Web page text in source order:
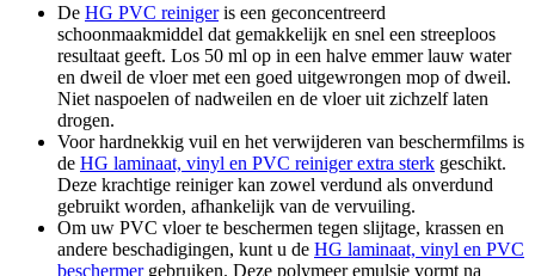
De HG PVC reinigeris een geconcentreerd
schoonmaakmiddel dat gemakkelijk en snel een streeploos
resultaat geeft. Los 50 ml op in een halve emmer lauw water
en dweil de vloer met een goed uitgewrongen mop of dweil.
Niet naspoelen of nadweilen en de vloer uit zichzelf laten
drogen.
Voor hardnekkig vuil en het verwijderen van beschermfilms is
de HG laminaat, vinyl en PVC reiniger extra sterk geschikt.
Deze krachtige reiniger kan zowel verdund als onverdund
gebruikt worden, afhankelijk van de vervuiling.
Om uw PVC vloer te beschermen tegen slijtage, krassen en
andere beschadigingen, kunt u de HG laminaat, vinyl en PVC
beschermergebruiken. Deze polymeer emulsie vormt na